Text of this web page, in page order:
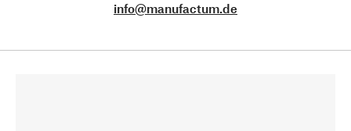
info@manufactum.de